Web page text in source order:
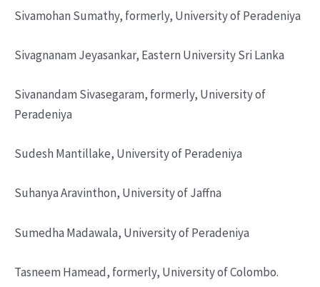
Sivamohan Sumathy, formerly, University of Peradeniya
Sivagnanam Jeyasankar, Eastern University Sri Lanka
Sivanandam Sivasegaram, formerly, University of
Peradeniya
Sudesh Mantillake, University of Peradeniya
Suhanya Aravinthon, University of Jaffna
Sumedha Madawala, University of Peradeniya
Tasneem Hamead, formerly, University of Colombo.